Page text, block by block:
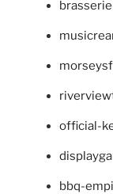
official-
bbq-